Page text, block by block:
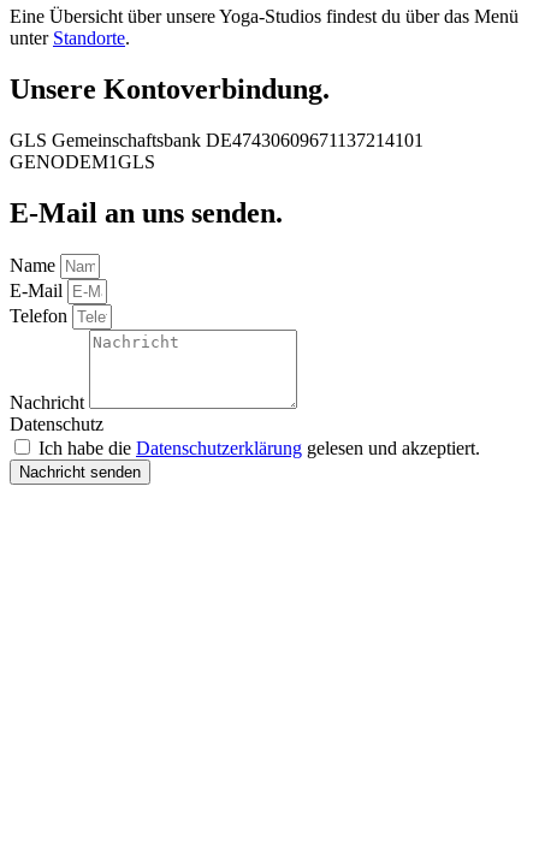
Eine Übersicht über unsere Yoga-Studios findest du über das Menü
unter Standorte.
Unsere Kontoverbindung.
GLS Gemeinschaftsbank DE47430609671137214101
GENODEM1GLS
E-Mail an uns senden.
Name
E-Mail
Telefon
Nachricht
Datenschutz
Ich habe die Datenschutzerklärung gelesen und akzeptiert.
Nachricht senden